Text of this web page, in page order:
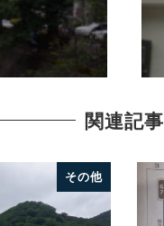
関連記事
その他